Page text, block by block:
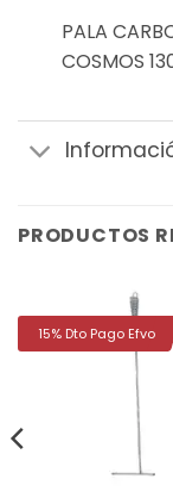
PALA
COSMOS
PRODUCTOS
15% Dto Pago Efvo